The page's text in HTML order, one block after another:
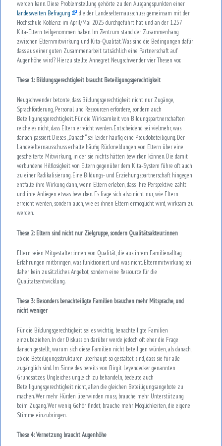
werden kann. Diese Problemstellung gehörte zu den Ausgangspunkten einer
landesweiten Befragung
, die der Landeselternausschuss gemeinsam mit der
Hochschule Koblenz im April/Mai 2025 durchgeführt hat und an der 1.257
Kita-Eltern teilgenommen haben. Im Zentrum stand der Zusammenhang
zwischen Elternmitwirkung und Kita-Qualität. Was sind die Bedingungen dafür,
dass aus einer guten Zusammenarbeit tatsächlich eine Partnerschaft auf
Augenhöhe wird? Hierzu stellte Annegret Neugschwender vier Thesen vor.
These 1: Bildungsgerechtigkeit braucht Beteiligungsgerechtigkeit
Neugschwender betonte, dass Bildungsgerechtigkeit nicht nur Zugänge,
Sprachförderung, Personal und Ressourcen erfordere, sondern auch
Beteiligungsgerechtigkeit. Für die Wirksamkeit von Bildungspartnerschaften
reiche es nicht, dass Eltern erreicht werden. Entscheidend sei vielmehr, was
danach passiert. Dieses „Danach“ sei leider häufig eine Pseudobeteiligung. Der
Landeselternausschuss erhalte häufig Rückmeldungen von Eltern über eine
gescheiterte Mitwirkung, in der sie nichts hätten bewirken können. Die damit
verbundene Hilflosigkeit von Eltern gegenüber dem Kita-System führe oft auch
zu einer Radikalisierung. Eine Bildungs- und Erziehungspartnerschaft hingegen
entfalte ihre Wirkung dann, wenn Eltern erleben, dass ihre Perspektive zählt
und ihre Anliegen etwas bewirken. Es frage sich also nicht nur, wie Eltern
erreicht werden, sondern auch, wie es ihnen Eltern ermöglicht wird, wirksam zu
werden.
These 2: Eltern sind nicht nur Zielgruppe, sondern Qualitätsakteur:innen
Eltern seien Mitgestalter:innen von Qualität, die aus ihrem Familienalltag
Erfahrungen mitbringen, was funktioniert und was nicht. Elternmitwirkung sei
daher kein zusätzliches Angebot, sondern eine Ressource für die
Qualitätsentwicklung.
These 3: Besonders benachteiligte Familien brauchen mehr Mitsprache, und
nicht weniger
Für die Bildungsgerechtigkeit sei es wichtig, benachteiligte Familien
einzubeziehen. In der Diskussion darüber werde jedoch oft eher die Frage
danach gestellt, warum sich diese Familien nicht beteiligen würden, als danach,
ob die Beteiligungsstrukturen überhaupt so gestaltet sind, dass sie für alle
zugänglich sind. Im Sinne des bereits von Birgit Leyendecker genannten
Grundsatzes, Ungleiches ungleich zu behandeln, bedeute auch
Beteiligungsgerechtigkeit nicht, allen die gleichen Beteiligungsangebote zu
machen. Wer mehr Hürden überwinden muss, brauche mehr Unterstützung
beim Zugang. Wer wenig Gehör findet, brauche mehr Möglichkeiten, die eigene
Stimme einzubringen.
These 4: Vernetzung braucht Augenhöhe